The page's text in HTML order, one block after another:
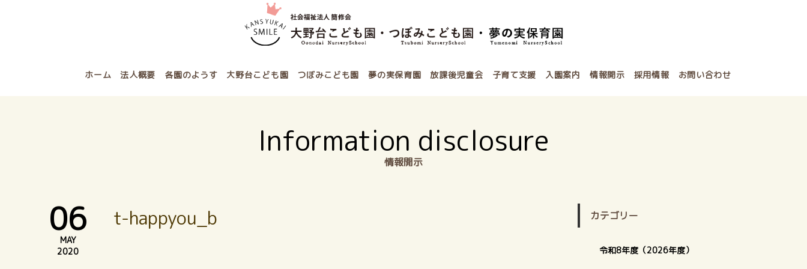
ホーム 法人概要 各園のようす 大野台こども園 つぼみこども園 夢の実保育園 放課後児童会 子育て支援 入園案内 情報開示 採用情報 お問い合わせ
Information disclosure
情報開示
06
MAY
2020
t-happyou_b カテゴリー
令和8年度（2026年度）